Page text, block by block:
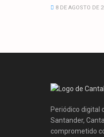
8 DE AGOSTO DE
Periódico digital
Santander,
comprometido